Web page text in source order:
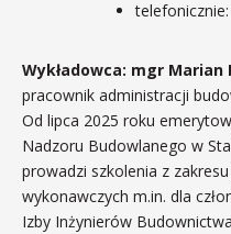
Wykładowca: mgr Marian
pracownik administracji
Od lipca 2025 roku
Nadzoru Budowlanego w
prowadzi szkolenia z
wykonawczych m.in. dla
Izby Inżynierów